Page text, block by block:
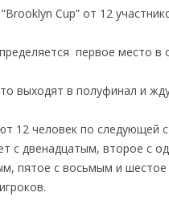
Cup” от 12
первое место в
выходят в полуфинал и
12 человек по следующей
с двенадцатым, второе с
пятое с восьмым и